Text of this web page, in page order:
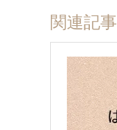
関連記事